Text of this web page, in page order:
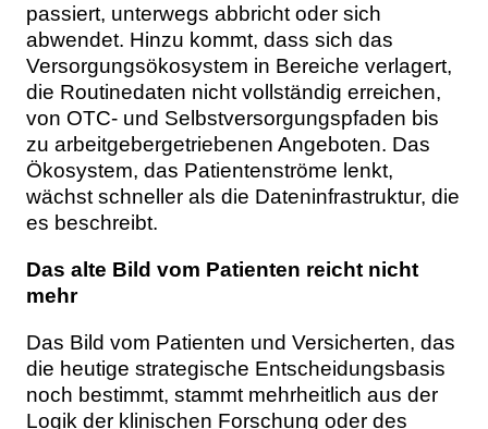
passiert, unterwegs abbricht oder sich
abwendet. Hinzu kommt, dass sich das
Versorgungsökosystem in Bereiche verlagert,
die Routinedaten nicht vollständig erreichen,
von OTC- und Selbstversorgungspfaden bis
zu arbeitgebergetriebenen Angeboten. Das
Ökosystem, das Patientenströme lenkt,
wächst schneller als die Dateninfrastruktur, die
es beschreibt.
Das alte Bild vom Patienten reicht nicht
mehr
Das Bild vom Patienten und Versicherten, das
die heutige strategische Entscheidungsbasis
noch bestimmt, stammt mehrheitlich aus der
Logik der klinischen Forschung oder des